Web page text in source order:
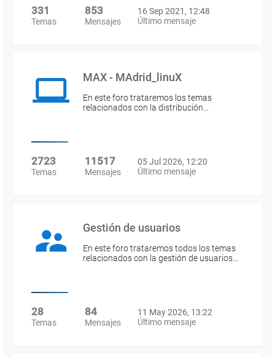
331
Temas
853
Mensajes
16 Sep 2021, 12:48
Último mensaje
MAX - MAdrid_linuX
En este foro trataremos los temas
relacionados con la distribución…
2723
Temas
11517
Mensajes
05 Jul 2026, 12:20
Último mensaje
Gestión de usuarios
En este foro trataremos todos los temas
relacionados con la gestión de usuarios…
28
Temas
84
Mensajes
11 May 2026, 13:22
Último mensaje